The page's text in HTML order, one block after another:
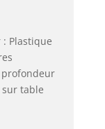
Plastique
profondeur
sur table